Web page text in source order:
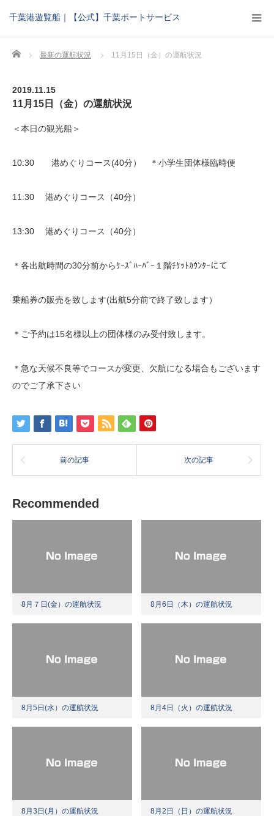
千葉港遊覧船｜【公式】千葉ポートサービス
Home 最新の運航状況 11月15日（金）の運航状況
2019.11.15
11月15日（金）の運航状況
＜本日の観光船＞
10:30 港めぐりコース(40分） ＊小学生団体様臨時便
11:30 港めぐりコース（40分）
13:30 港めぐりコース（40分）
＊各出航時間の30分前からｹｰｽﾞﾊｰﾊﾞｰ１階ﾁｹｯﾄｶｳﾝﾀｰにて
乗船券の販売を致します(出航5分前で終了致します）
＊ご予約は15名様以上の団体様のみ受付致します。
＊急な天候不良等でコースが変更、欠航になる場合もございます
のでご了承下さい
前の記事 次の記事
Recommended
8月７日(金）の運航状況 8月6日（木）の運航状況
8月5日(水）の運航状況 8月4日（火）の運航状況
8月3日(月）の運航状況 8月2日（日）の運航状況